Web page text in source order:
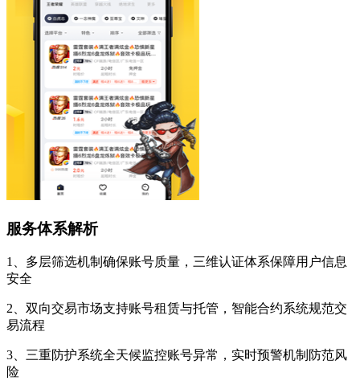
服务体系解析
1、多层筛选机制确保账号质量，三维认证体系保障用户信息
安全
2、双向交易市场支持账号租赁与托管，智能合约系统规范交
易流程
3、三重防护系统全天候监控账号异常，实时预警机制防范风
险